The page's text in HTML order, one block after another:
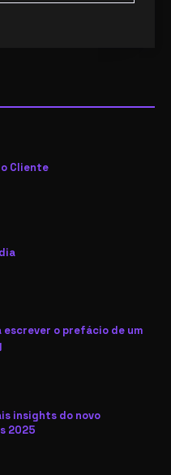
Cliente
escrever o prefácio de um
insights do novo
2025